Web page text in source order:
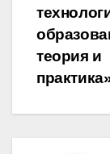
теория и